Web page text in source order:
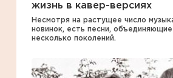
жизнь в кавер-версиях
Несмотря на растущее число
новинок, есть песни, объединяющие
несколько поколений.